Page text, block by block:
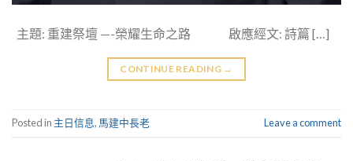
主題: 重建祭壇 —-榮耀生命之路 啟應經文: 詩篇 […]
CONTINUE READING →
Posted in 主日信息, 馬建中長老 Leave a comment